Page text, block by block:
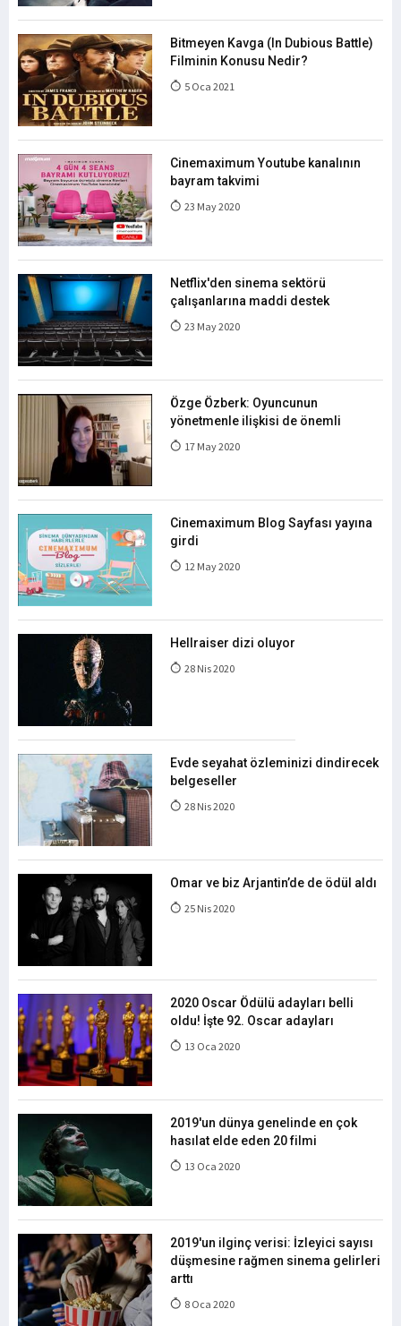
Bitmeyen Kavga (In Dubious Battle)
Filminin Konusu Nedir?
5 Oca 2021
Cinemaximum Youtube kanalının
bayram takvimi
23 May 2020
Netflix'den sinema sektörü
çalışanlarına maddi destek
23 May 2020
Özge Özberk: Oyuncunun
yönetmenle ilişkisi de önemli
17 May 2020
Cinemaximum Blog Sayfası yayına
girdi
12 May 2020
Hellraiser dizi oluyor
28 Nis 2020
Evde seyahat özleminizi dindirecek
belgeseller
28 Nis 2020
Omar ve biz Arjantin’de de ödül aldı
25 Nis 2020
2020 Oscar Ödülü adayları belli
oldu! İşte 92. Oscar adayları
13 Oca 2020
2019'un dünya genelinde en çok
hasılat elde eden 20 filmi
13 Oca 2020
2019'un ilginç verisi: İzleyici sayısı
düşmesine rağmen sinema gelirleri
arttı
8 Oca 2020